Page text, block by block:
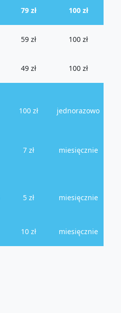
79 zł 100 zł
59 zł 100 zł
49 zł 100 zł
100 zł jednorazowo
7 zł miesięcznie
5 zł miesięcznie
10 zł miesięcznie